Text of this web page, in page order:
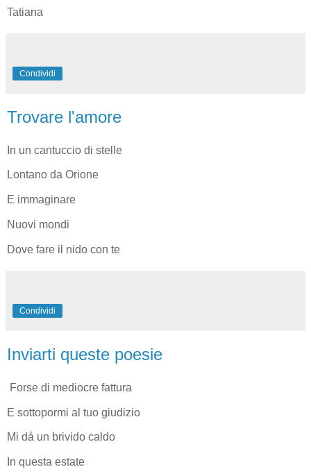
Tatiana
Condividi
Trovare l'amore
In un cantuccio di stelle
Lontano da Orione
E immaginare
Nuovi mondi
Dove fare il nido con te
Condividi
Inviarti queste poesie
Forse di mediocre fattura
E sottopormi al tuo giudizio
Mi dá un brivido caldo
In questa estate